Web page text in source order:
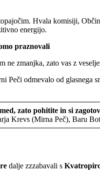
Hvala komisiji,
energijo.
praznovali
ne zmanjka, zato vas z
Peči odmevalo od glasnega
zato pohitite in si
Krevs (Mirna Peč), Baru
dalje zzzabavali s